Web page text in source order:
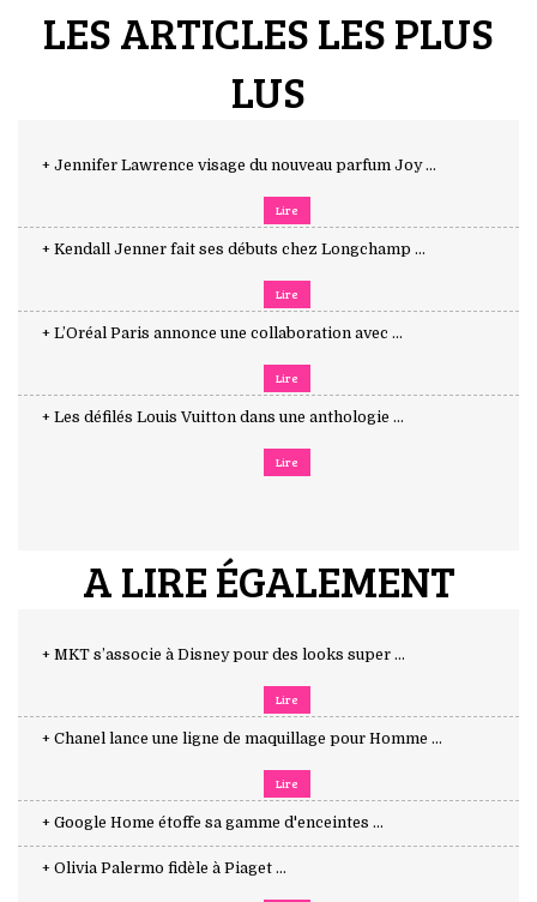
LES ARTICLES LES PLUS
LUS
+ Jennifer Lawrence visage du nouveau parfum Joy ...
Lire
+ Kendall Jenner fait ses débuts chez Longchamp ...
Lire
+ L’Oréal Paris annonce une collaboration avec ...
Lire
+ Les défilés Louis Vuitton dans une anthologie ...
Lire
A LIRE ÉGALEMENT
+ MKT s’associe à Disney pour des looks super ...
Lire
+ Chanel lance une ligne de maquillage pour Homme ...
Lire
+ Google Home étoffe sa gamme d'enceintes ...
+ Olivia Palermo fidèle à Piaget ...